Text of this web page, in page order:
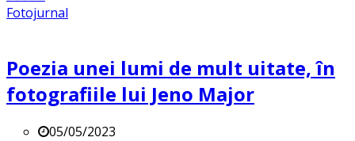
Fotojurnal
Poezia unei lumi de mult uitate, în
fotografiile lui Jeno Major
05/05/2023